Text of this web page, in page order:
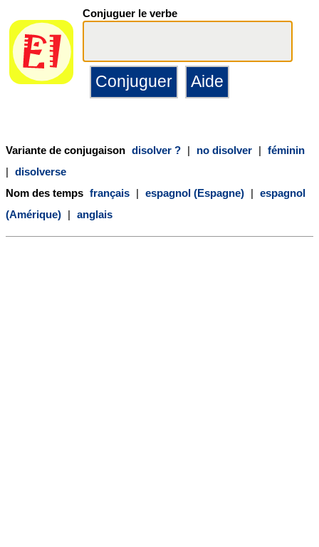
Conjuguer le verbe
Variante de conjugaison disolver ? | no disolver | féminin
| disolverse
Nom des temps français | espagnol (Espagne) | espagnol
(Amérique) | anglais